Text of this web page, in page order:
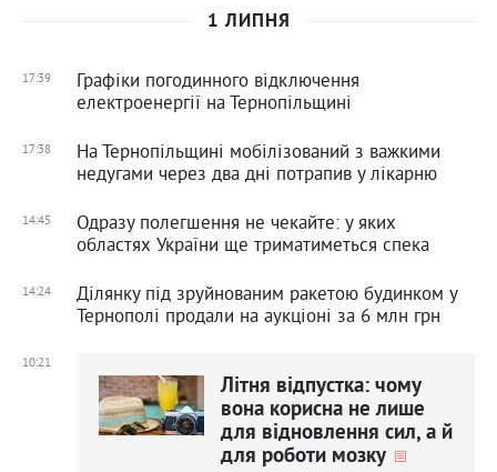
1 ЛИПНЯ
17:39
Графіки погодинного відключення
електроенергії на Тернопільщині
17:38
На Тернопільщині мобілізований з важкими
недугами через два дні потрапив у лікарню
14:45
Одразу полегшення не чекайте: у яких
областях України ще триматиметься спека
14:24
Ділянку під зруйнованим ракетою будинком у
Тернополі продали на аукціоні за 6 млн грн
10:21
Літня відпустка: чому
вона корисна не лише
для відновлення сил, а й
для роботи мозку